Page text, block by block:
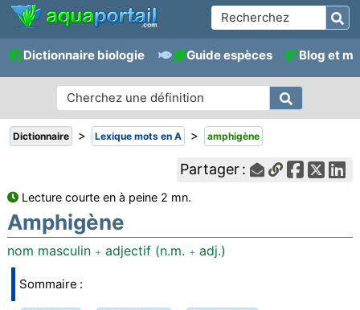
Dictionnaire biologie Guide espèces Blog et
Dictionnaire > Lexique mots en A > amphigène
Partager :
Lecture courte en à peine 2 mn.
Amphigène
nom masculin +adjectif (n.m. +adj.)
Sommaire :